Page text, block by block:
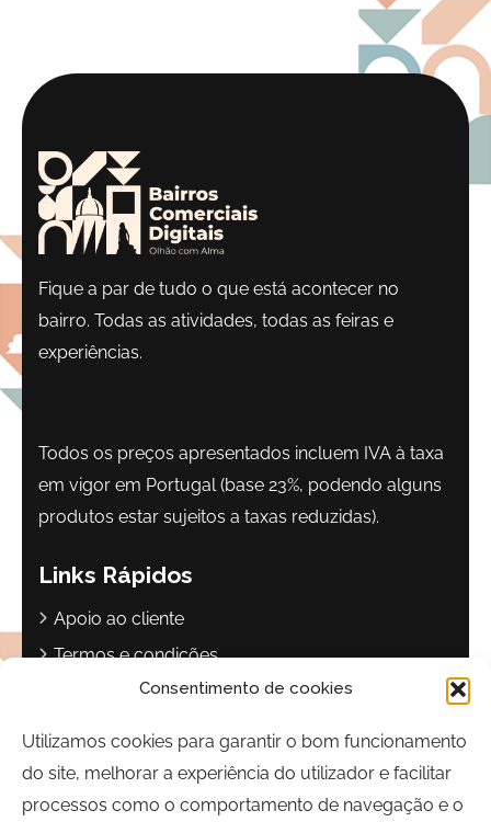
Consentimento de cookies
Utilizamos cookies para garantir o bom funcionamento
do site, melhorar a experiência do utilizador e facilitar
processos como o comportamento de navegação e o
Fique a par de tudo o que está acontecer no
bairro. Todas as atividades, todas as feiras e
experiências.
Todos os preços apresentados incluem IVA à taxa
em vigor em Portugal (base 23%, podendo alguns
produtos estar sujeitos a taxas reduzidas).
Links Rápidos
Apoio ao cliente
Termos e condições
Política de privacidade
Contactos